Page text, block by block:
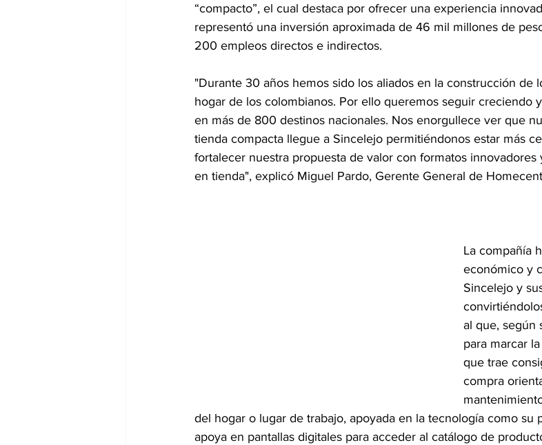
“compacto”, el cual destaca por ofrecer una experiencia
representó una inversión aproximada de 46 mil millones de
200 empleos directos e indirectos.
"Durante 30 años hemos sido los aliados en la construcción de
hogar de los colombianos. Por ello queremos seguir creciendo
en más de 800 destinos nacionales. Nos enorgullece ver que
tienda compacta llegue a Sincelejo permitiéndonos estar más
fortalecer nuestra propuesta de valor con formatos
en tienda", explicó Miguel Pardo, Gerente General de
La compañía
económico y
Sincelejo y
al que, según
para marcar
que trae
compra
del hogar o lugar de trabajo, apoyada en la tecnología como su
apoya en pantallas digitales para acceder al catálogo de